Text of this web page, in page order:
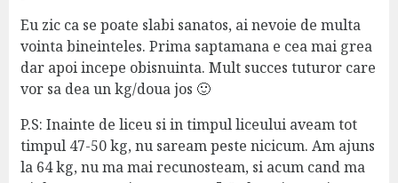
Eu zic ca se poate slabi sanatos, ai nevoie de multa
vointa bineinteles. Prima saptamana e cea mai grea
dar apoi incepe obisnuinta. Mult succes tuturor care
vor sa dea un kg/doua jos 🙂
P.S: Inainte de liceu si in timpul liceului aveam tot
timpul 47-50 kg, nu saream peste nicicum. Am ajuns
la 64 kg, nu ma mai recunosteam, si acum cand ma